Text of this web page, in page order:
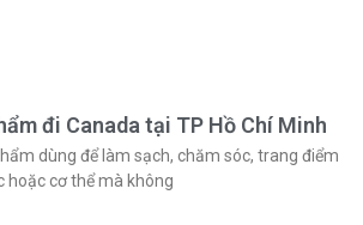
đi Canada tại TP Hồ Chí Minh
dùng để làm sạch, chăm sóc, trang điểm
hoặc cơ thể mà không